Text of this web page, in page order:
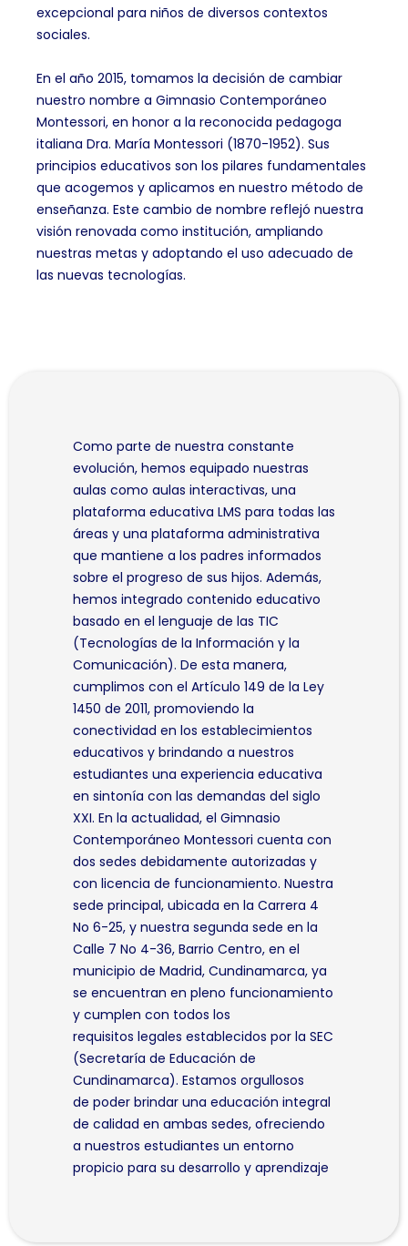
excepcional para niños de diversos contextos
sociales.
En el año 2015, tomamos la decisión de cambiar
nuestro nombre a Gimnasio Contemporáneo
Montessori, en honor a la reconocida pedagoga
italiana Dra. María Montessori (1870-1952). Sus
principios educativos son los pilares fundamentales
que acogemos y aplicamos en nuestro método de
enseñanza. Este cambio de nombre reflejó nuestra
visión renovada como institución, ampliando
nuestras metas y adoptando el uso adecuado de
las nuevas tecnologías.
Como parte de nuestra constante
evolución, hemos equipado nuestras
aulas como aulas interactivas, una
plataforma educativa LMS para todas las
áreas y una plataforma administrativa
que mantiene a los padres informados
sobre el progreso de sus hijos. Además,
hemos integrado contenido educativo
basado en el lenguaje de las TIC
(Tecnologías de la Información y la
Comunicación). De esta manera,
cumplimos con el Artículo 149 de la Ley
1450 de 2011, promoviendo la
conectividad en los establecimientos
educativos y brindando a nuestros
estudiantes una experiencia educativa
en sintonía con las demandas del siglo
XXI. En la actualidad, el Gimnasio
Contemporáneo Montessori cuenta con
dos sedes debidamente autorizadas y
con licencia de funcionamiento. Nuestra
sede principal, ubicada en la Carrera 4
No 6-25, y nuestra segunda sede en la
Calle 7 No 4-36, Barrio Centro, en el
municipio de Madrid, Cundinamarca, ya
se encuentran en pleno funcionamiento
y cumplen con todos los
requisitos legales establecidos por la SEC
(Secretaría de Educación de
Cundinamarca). Estamos orgullosos
de poder brindar una educación integral
de calidad en ambas sedes, ofreciendo
a nuestros estudiantes un entorno
propicio para su desarrollo y aprendizaje